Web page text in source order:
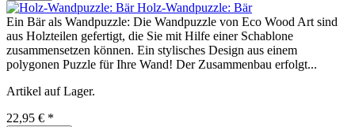
Holz-Wandpuzzle: Bär
Ein Bär als Wandpuzzle: Die Wandpuzzle von Eco Wood Art sind
aus Holzteilen gefertigt, die Sie mit Hilfe einer Schablone
zusammensetzen können. Ein stylisches Design aus einem
polygonen Puzzle für Ihre Wand! Der Zusammenbau erfolgt...
Artikel auf Lager.
22,95 € *